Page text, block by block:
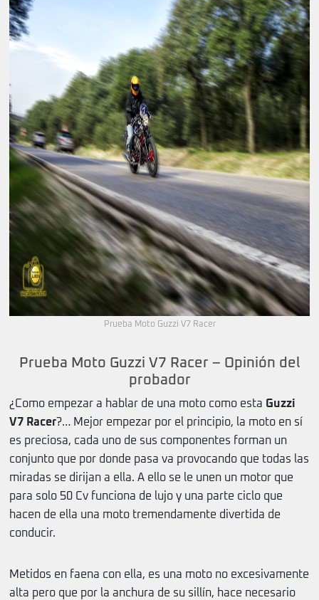
Prueba Moto Guzzi V7 Racer
Prueba Moto Guzzi V7 Racer – Opinión del
probador
¿Como empezar a hablar de una moto como esta Guzzi
V7 Racer?… Mejor empezar por el principio, la moto en sí
es preciosa, cada uno de sus componentes forman un
conjunto que por donde pasa va provocando que todas las
miradas se dirijan a ella. A ello se le unen un motor que
para solo 50 Cv funciona de lujo y una parte ciclo que
hacen de ella una moto tremendamente divertida de
conducir.
Metidos en faena con ella, es una moto no excesivamente
alta pero que por la anchura de su sillín, hace necesario